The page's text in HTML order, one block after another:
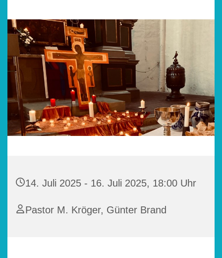
14. Juli 2025 - 16. Juli 2025, 18:00 Uhr
Pastor M. Kröger, Günter Brand